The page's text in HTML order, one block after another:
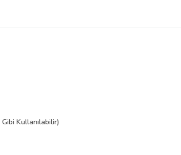
Kullanılabilir)